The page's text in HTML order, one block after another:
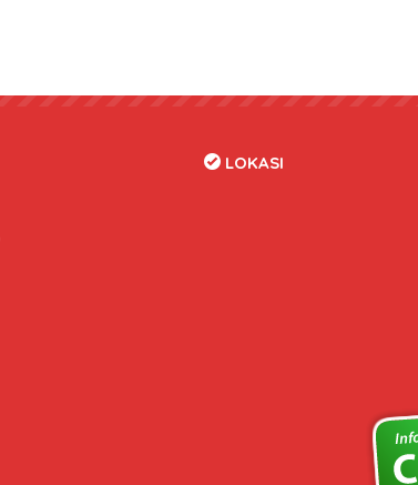
Copyright © 2020